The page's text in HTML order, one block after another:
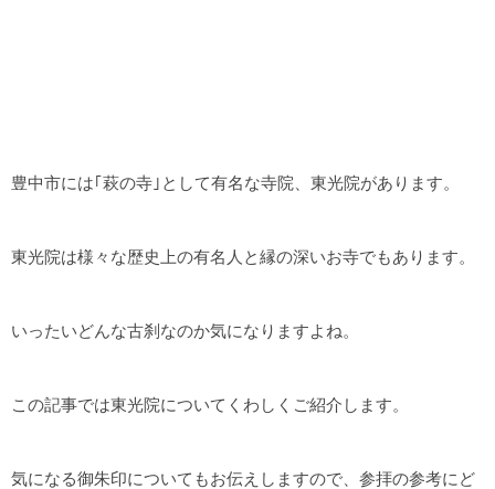
豊中市には｢萩の寺｣として有名な寺院、東光院があります。
東光院は様々な歴史上の有名人と縁の深いお寺でもあります。
いったいどんな古刹なのか気になりますよね。
この記事では東光院についてくわしくご紹介します。
気になる御朱印についてもお伝えしますので、参拝の参考にど